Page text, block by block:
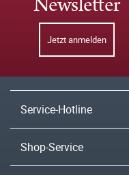
Jetzt anmelden
Service-Hotline
Shop-Service